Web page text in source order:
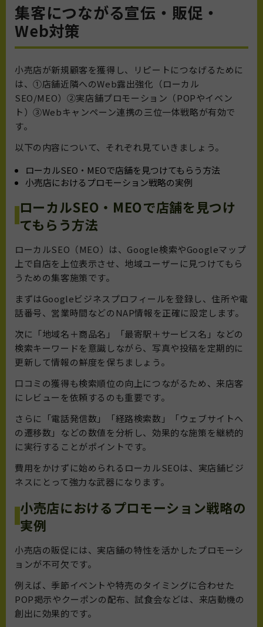
集客につながる宣伝・販促・
Web対策
小売店が新規顧客を獲得し、リピートにつなげるために
は、①店舗近隣へのWeb露出強化（ローカル
SEO/MEO）②実店舗プロモーション（POPやイベン
ト）③Webキャンペーン連携の三位一体戦略が有効で
す。
以下の内容について、それぞれ見ていきましょう。
ローカルSEO・MEOで店舗を見つけてもらう方法
小売店におけるプロモーション戦略の実例
ローカルSEO・MEOで店舗を見つけ
てもらう方法
ローカルSEO（MEO）は、Google検索やGoogleマップ
上で自店を上位表示させ、地域ユーザーに見つけてもら
うための集客施策です。
まずはGoogleビジネスプロフィールを登録し、住所や電
話番号、営業時間などのNAP情報を正確に設定します。
次に「地域名＋商品名」「最寄駅＋サービス名」などの
検索キーワードを意識しながら、写真や投稿を定期的に
更新して情報の鮮度を保ちましょう。
口コミの獲得も検索順位の向上につながるため、来店客
にレビューを依頼するのも重要です。
さらに「電話発信数」「経路検索数」「ウェブサイトへ
の遷移数」などの数値を分析し、効果的な施策を継続的
に実行することがポイントです。
費用をかけずに始められるローカルSEOは、実店舗ビジ
ネスにとって強力な武器になります。
小売店におけるプロモーション戦略の
実例
小売店の販促には、実店舗の特性を活かしたプロモーシ
ョンが不可欠です。
例えば、季節イベントや特売のタイミングに合わせた
POP掲示やクーポンの配布、試食会などは、来店動機の
創出に効果的です。